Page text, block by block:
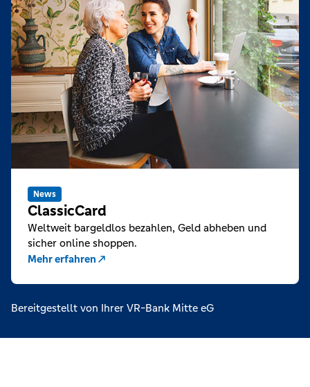
News
ClassicCard
Weltweit bargeldlos bezahlen, Geld abheben und
sicher online shoppen.
Mehr erfahren
Bereitgestellt von Ihrer VR-Bank Mitte eG